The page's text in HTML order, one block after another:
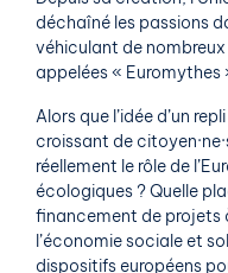
déchaîné les passions
véhiculant de
appelées « Euromythes
Alors que l’idée d’un
croissant de
réellement le rôle de
écologiques ? Quelle
financement de projets
l’économie sociale et
dispositifs européens